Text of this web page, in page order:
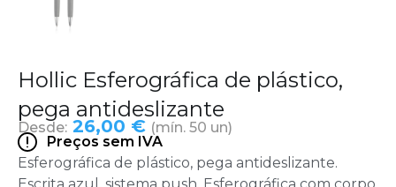
Hollic Esferográfica de plástico,
pega antideslizante
Desde: 26,00 € (mín. 50 un)
Preços sem IVA
Esferográfica de plástico, pega antideslizante.